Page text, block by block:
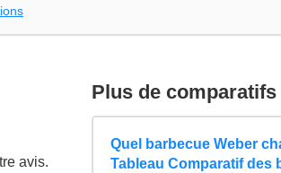
avis.
Plus de comparatifs
Quel barbecue Weber
Tableau Comparatif des